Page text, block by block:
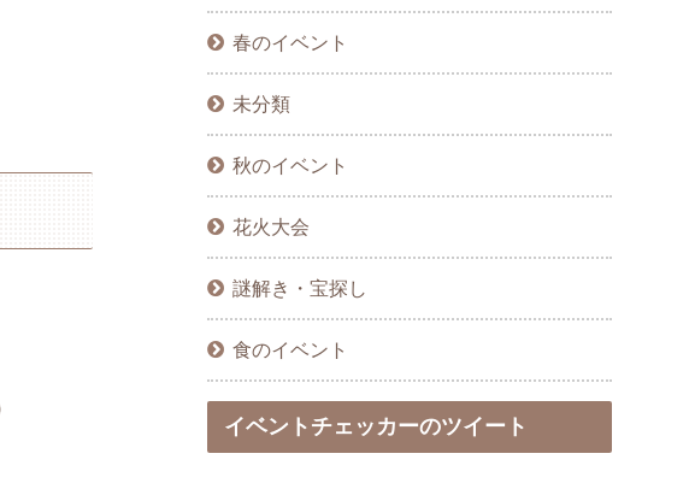
春のイベント
未分類
秋のイベント
花火大会
謎解き・宝探し
食のイベント
イベントチェッカーのツイート